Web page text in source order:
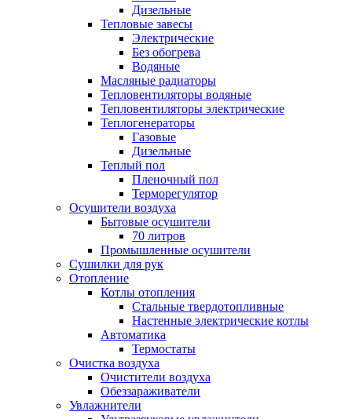
Дизельные
Тепловые завесы
Электрические
Без обогрева
Водяные
Масляные радиаторы
Тепловентиляторы водяные
Тепловентиляторы электрические
Теплогенераторы
Газовые
Дизельные
Теплый пол
Пленочный пол
Терморегулятор
Осушители воздуха
Бытовые осушители
70 литров
Промышленные осушители
Сушилки для рук
Отопление
Котлы отопления
Стальные твердотопливные
Настенные электрические котлы
Автоматика
Термостаты
Очистка воздуха
Очистители воздуха
Обеззараживатели
Увлажнители